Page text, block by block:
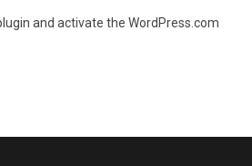
and activate the WordPress.com